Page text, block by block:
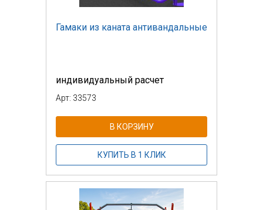
Гамаки из каната антивандальные
индивидуальный расчет
Арт: 33573
В КОРЗИНУ
КУПИТЬ В 1 КЛИК